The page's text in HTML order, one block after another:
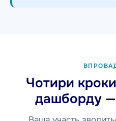
Чотири
дашборду —